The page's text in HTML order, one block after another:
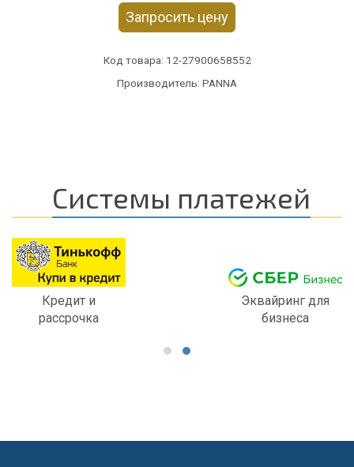
Запросить цену
Код товара: 12-27900658552
Производитель: PANNA
Системы платежей
Кредит и
рассрочка
Эквайринг для
бизнеса